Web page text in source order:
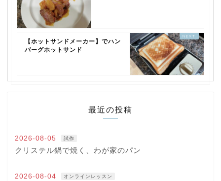
【ホットサンドメーカー】でハン
バーグホットサンド
最近の投稿
2026-08-05 試作
クリステル鍋で焼く、わが家のパン
2026-08-04 オンラインレッスン